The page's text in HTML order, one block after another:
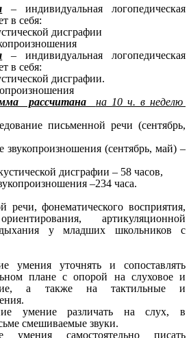
– индивидуальная логопедическая
в себя:
дисграфии
– индивидуальная логопедическая
в себя:
дисграфии.
рассчитана на 10 ч. в неделю
письменной речи (сентябрь,
звукопроизношения (сентябрь, май) –
дисграфии – 58 часов,
–234 часа.
речи, фонематического восприятия,
артикуляционной
у младших школьников с
умения уточнять и сопоставлять
плане с опорой на слуховое и
а также на тактильные и
умение различать на слух, в
смешиваемые звуки.
умения самостоятельно писать